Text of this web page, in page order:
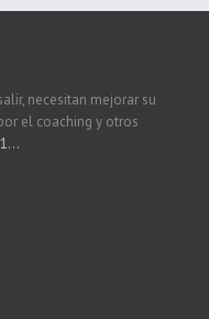
necesitan mejorar su
el coaching y otros